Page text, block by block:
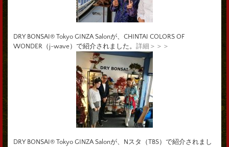
DRY BONSAI® Tokyo GINZA Salonが、CHINTAI COLORS OF
WONDER（j-wave）で紹介されました。 詳細＞＞＞
DRY BONSAI® Tokyo GINZA Salonが、Nスタ（TBS）で紹介されまし